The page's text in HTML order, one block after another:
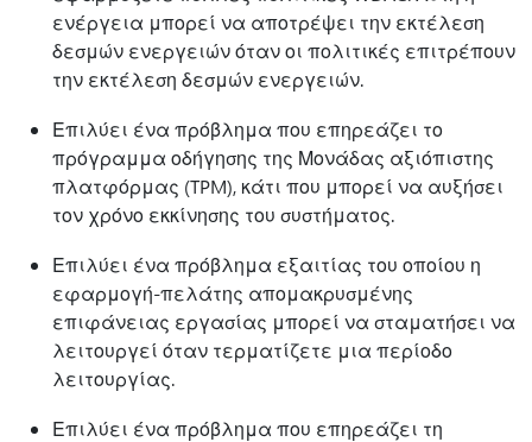
ενέργεια μπορεί να αποτρέψει την εκτέλεση
δεσμών ενεργειών όταν οι πολιτικές επιτρέπουν
την εκτέλεση δεσμών ενεργειών.
Επιλύει ένα πρόβλημα που επηρεάζει το
πρόγραμμα οδήγησης της Μονάδας αξιόπιστης
πλατφόρμας (TPM), κάτι που μπορεί να αυξήσει
τον χρόνο εκκίνησης του συστήματος.
Επιλύει ένα πρόβλημα εξαιτίας του οποίου η
εφαρμογή-πελάτης απομακρυσμένης
επιφάνειας εργασίας μπορεί να σταματήσει να
λειτουργεί όταν τερματίζετε μια περίοδο
λειτουργίας.
Επιλύει ένα πρόβλημα που επηρεάζει τη